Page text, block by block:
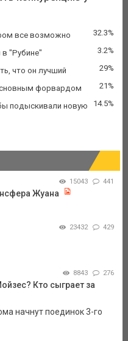
все возможно 32.3%
"Рубине" 3.2%
что он лучший 29%
форвардом 21%
подыскивали новую
14.5%
15043 441
Жуана
23432 429
8843 276
Кто сыграет за
начнут поединок 3-го